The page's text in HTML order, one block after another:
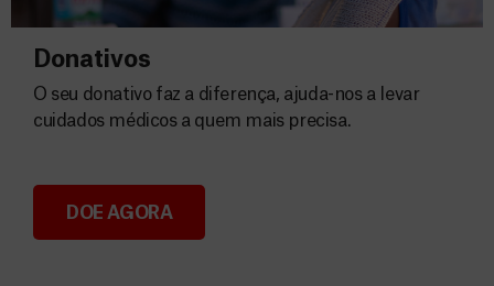
Donativos
Donativos
O seu donativo faz a diferença, ajuda-nos a levar
cuidados médicos a quem mais precisa.
DOE AGORA